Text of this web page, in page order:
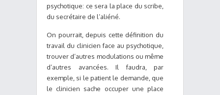
psychotique: ce sera la place du scribe,
du secrétaire de l’aliéné.
On pourrait, depuis cette définition du
travail du clinicien face au psychotique,
trouver d’autres modulations ou même
d’autres avancées. Il faudra, par
exemple, si le patient le demande, que
le clinicien sache occuper une place